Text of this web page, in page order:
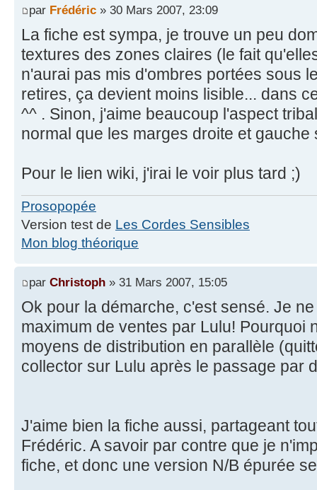
par Frédéric » 30 Mars 2007, 23:09
La fiche est sympa, je trouve un peu
textures des zones claires (le fait
n'aurai pas mis d'ombres portées sous
retires, ça devient moins lisible... dans
^^ . Sinon, j'aime beaucoup l'aspect
normal que les marges droite et gauche
Pour le lien wiki, j'irai le voir plus tard ;)
Prosopopée
Version test de Les Cordes Sensibles
Mon blog théorique
par Christoph » 31 Mars 2007, 15:05
Ok pour la démarche, c'est sensé. Je
maximum de ventes par Lulu! Pourquoi
moyens de distribution en parallèle
collector sur Lulu après le passage par
J'aime bien la fiche aussi, partageant
Frédéric. A savoir par contre que je
fiche, et donc une version N/B épurée